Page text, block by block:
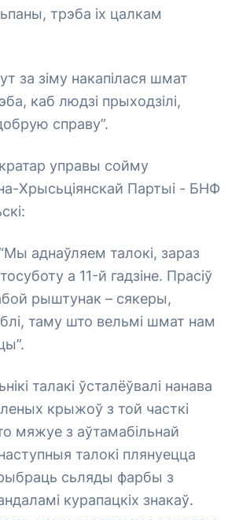
трэба іх цалкам
за зіму накапілася шмат
каб людзі прыходзілі,
справу”.
управы сойму
Хрысьціянскай Партыі - БНФ
аднаўляем талокі, зараз
а 11-й гадзіне. Прасіў
рыштунак – сякеры,
таму што вельмі шмат нам
талакі ўсталёўвалі нанава
крыжоў з той часткі
мяжуе з аўтамабільнай
талокі плянуецца
сьляды фарбы з
курапацкіх знакаў.